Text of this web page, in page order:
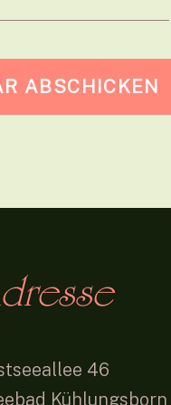
46
Kühlungsborn